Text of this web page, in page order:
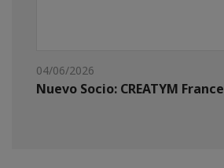
04/06/2026
Nuevo Socio: CREATYM France